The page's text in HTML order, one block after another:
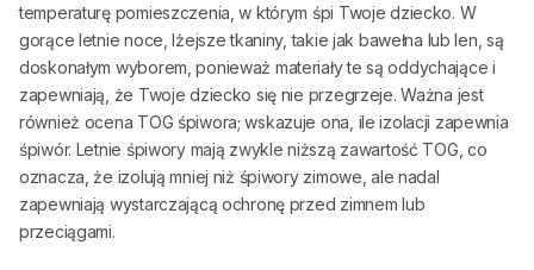
temperaturę pomieszczenia, w którym śpi Twoje dziecko. W
gorące letnie noce, lżejsze tkaniny, takie jak bawełna lub len, są
doskonałym wyborem, ponieważ materiały te są oddychające i
zapewniają, że Twoje dziecko się nie przegrzeje. Ważna jest
również ocena TOG śpiwora; wskazuje ona, ile izolacji zapewnia
śpiwór. Letnie śpiwory mają zwykle niższą zawartość TOG, co
oznacza, że izolują mniej niż śpiwory zimowe, ale nadal
zapewniają wystarczającą ochronę przed zimnem lub
przeciągami.